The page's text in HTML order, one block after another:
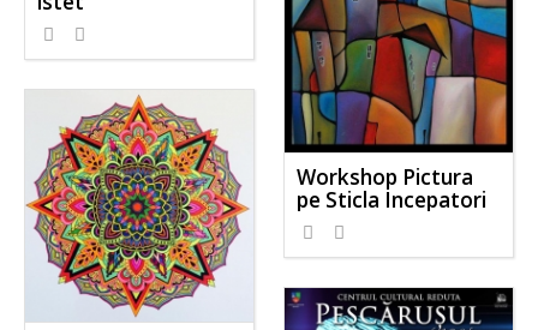
Workshop Pictura
pe Sticla Incepatori